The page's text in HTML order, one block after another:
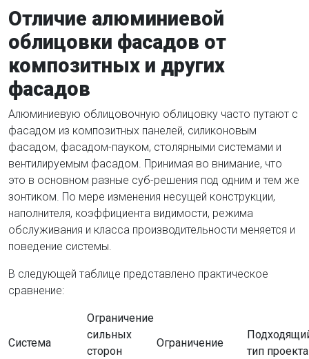
Отличие алюминиевой
облицовки фасадов от
композитных и других
фасадов
Алюминиевую облицовочную облицовку часто путают с
фасадом из композитных панелей, силиконовым
фасадом, фасадом-пауком, столярными системами и
вентилируемым фасадом. Принимая во внимание, что
это в основном разные суб-решения под одним и тем же
зонтиком. По мере изменения несущей конструкции,
наполнителя, коэффициента видимости, режима
обслуживания и класса производительности меняется и
поведение системы.
В следующей таблице представлено практическое
сравнение:
Система
Ограничение
сильных
сторон
Ограничение
тип проекта